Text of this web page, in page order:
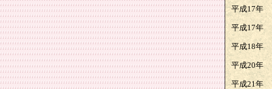
平成17年
平成17年
平成18年
平成20年
平成21年